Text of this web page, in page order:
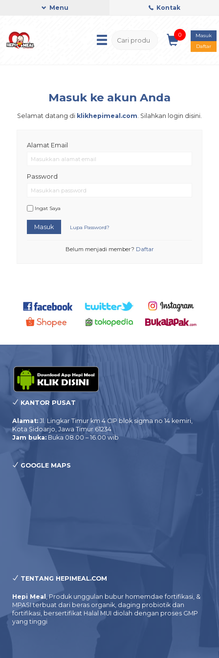
Menu Kontak
0
Masuk
Daftar
Masuk ke akun Anda
Selamat datang di klikhepimeal.com . Silahkan login disini.
Alamat Email
Password
Ingat Saya
Masuk Lupa Password?
Belum menjadi member? Daftar
KANTOR PUSAT
Alamat: Jl. Lingkar Timur km 4 CIP blok sigma no 14 kemiri,
Kota Sidoarjo, Jawa Timur 61234
Jam buka: Buka 08.00 – 16.00 wib
GOOGLE MAPS
TENTANG HEPIMEAL.COM
Hepi Meal , Produk unggulan bubur homemdae fortifikasi, &
MPASI terbuat dari beras organik, daging probiotik dan
fortifikasi, bersertifikat Halal MUI diolah dengan proses GMP
yang tinggi